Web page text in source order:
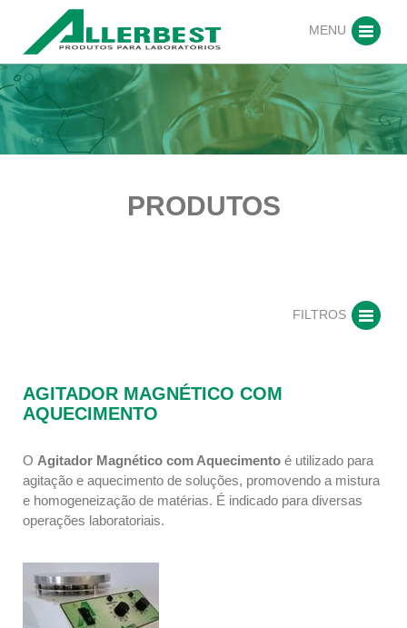
MENU
PRODUTOS
FILTROS
AGITADOR MAGNÉTICO COM
AQUECIMENTO
O Agitador Magnético com Aquecimento é utilizado para
agitação e aquecimento de soluções, promovendo a mistura
e homogeneização de matérias. É indicado para diversas
operações laboratoriais.